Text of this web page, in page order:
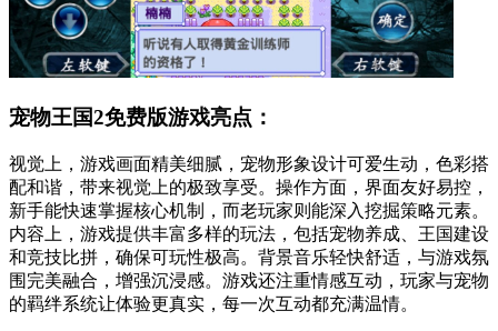
宠物王国2免费版游戏亮点：
视觉上，游戏画面精美细腻，宠物形象设计可爱生动，色彩搭
配和谐，带来视觉上的极致享受。操作方面，界面友好易控，
新手能快速掌握核心机制，而老玩家则能深入挖掘策略元素。
内容上，游戏提供丰富多样的玩法，包括宠物养成、王国建设
和竞技比拼，确保可玩性极高。背景音乐轻快舒适，与游戏氛
围完美融合，增强沉浸感。游戏还注重情感互动，玩家与宠物
的羁绊系统让体验更真实，每一次互动都充满温情。